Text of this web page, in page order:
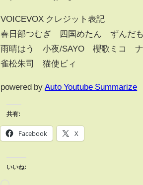
VOICEVOX クレジット表記
春日部つむぎ 四国めたん ずんだ
雨晴はう 小夜/SAYO 櫻歌ミコ ナ
雀松朱司 猫使ビィ
powered by Auto Youtube Summarize
共有:
Facebook X
いいね: